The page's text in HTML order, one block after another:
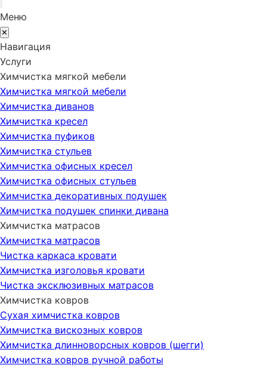
Меню
✕
Навигация
Услуги
Химчистка мягкой мебели
Химчистка мягкой мебели
Химчистка диванов
Химчистка кресел
Химчистка пуфиков
Химчистка стульев
Химчистка офисных кресел
Химчистка офисных стульев
Химчистка декоративных подушек
Химчистка подушек спинки дивана
Химчистка матрасов
Химчистка матрасов
Чистка каркаса кровати
Химчистка изголовья кровати
Чистка эксклюзивных матрасов
Химчистка ковров
Сухая химчистка ковров
Химчистка вискозных ковров
Химчистка длинноворсных ковров (шегги)
Химчистка ковров ручной работы